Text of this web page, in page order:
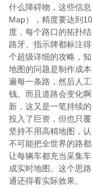
什么障碍物，这些信
Map），精度要达到
度，每个路口的拓扑
路牙、指示牌都标注
个超级详细的攻略，
地图的问题是制作成
遍每一条路，然后人
钱。而且道路会变化
新，这又是一笔持续
投入了巨资，但也只
坚持不用高精地图，
不可能把全世界的路
让每辆车都充当采集
成实时地图。这个思
通还得看实际效果。